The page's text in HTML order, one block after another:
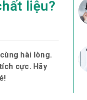
liệu?
hài lòng.
cực. Hãy